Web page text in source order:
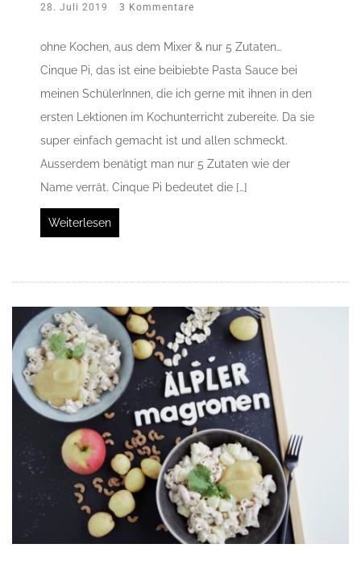
28. Juli 2019 3 Kommentare
ohne Kochen, aus dem Mixer & nur 5 Zutaten…
Cinque Pi, das ist eine beibiebte Pasta Sauce bei
meinen SchülerInnen, die ich gerne mit ihnen in den
ersten Lektionen im Kochunterricht zubereite. Da sie
super einfach gemacht ist und allen schmeckt.
Ausserdem benätigt man nur 5 Zutaten wie der
Name verrät. Cinque Pi bedeutet die […]
Weiterlesen